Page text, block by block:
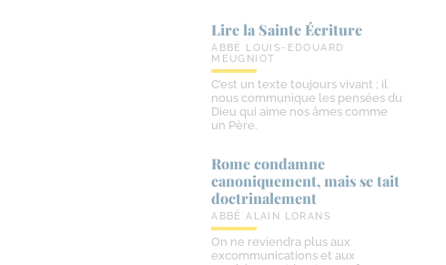
Lire la Sainte Écriture
ABBÉ LOUIS-EDOUARD
MEUGNIOT
C’est un texte toujours vivant ; il
nous communique les pensées du
Dieu qui aime nos âmes comme
un Père.
Rome condamne
canoniquement, mais se tait
doctrinalement
ABBÉ ALAIN LORANS
On ne reviendra plus aux
excommunications et aux